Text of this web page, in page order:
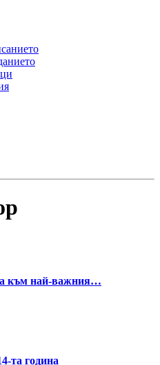
към най-важния…
та година